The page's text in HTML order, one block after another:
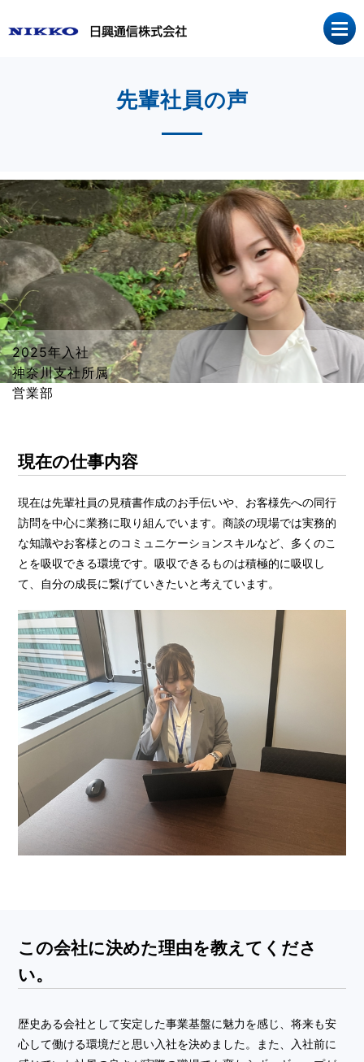
先輩社員の声
2025年入社
神奈川支社所属
営業部
現在の仕事内容
現在は先輩社員の見積書作成のお手伝いや、お客様先への同行
訪問を中心に業務に取り組んでいます。商談の現場では実務的
な知識やお客様とのコミュニケーションスキルなど、多くのこ
とを吸収できる環境です。吸収できるものは積極的に吸収し
て、自分の成長に繋げていきたいと考えています。
この会社に決めた理由を教えてくださ
い。
歴史ある会社として安定した事業基盤に魅力を感じ、将来も安
心して働ける環境だと思い入社を決めました。また、入社前に